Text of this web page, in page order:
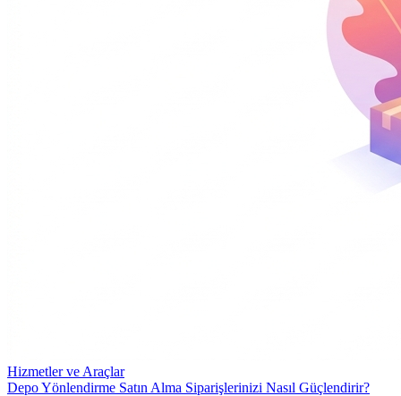
Hizmetler ve Araçlar
Depo Yönlendirme Satın Alma Siparişlerinizi Nasıl Güçlendirir?